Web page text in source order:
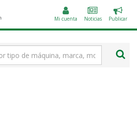
Mi cuenta Noticias
un
Publicar